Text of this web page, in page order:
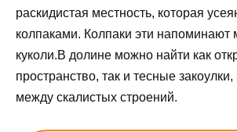
раскидистая местность, которая
колпаками. Колпаки эти напоминают
куколи.В долине можно найти как
пространство, так и тесные
между скалистых строений.